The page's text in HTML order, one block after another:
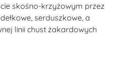
skośno-krzyżowym przez
serduszkowe, a
linii chust żakardowych